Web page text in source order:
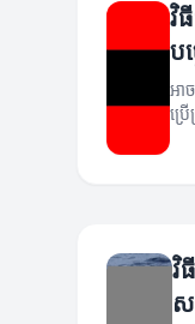
វិ
ប
អា
ប្រ
វិ
ស